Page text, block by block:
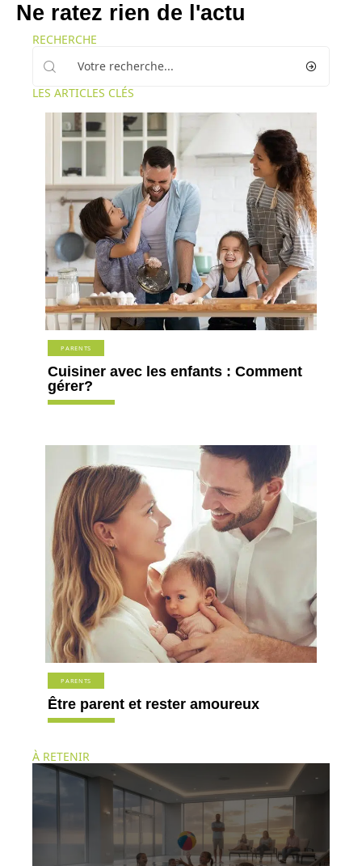
Ne ratez rien de l'actu
RECHERCHE
LES ARTICLES CLÉS
PARENTS
Cuisiner avec les enfants : Comment
gérer?
PARENTS
Être parent et rester amoureux
À RETENIR